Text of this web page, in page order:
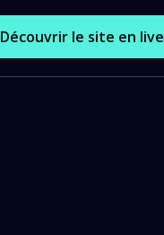
Découvrir le site en live